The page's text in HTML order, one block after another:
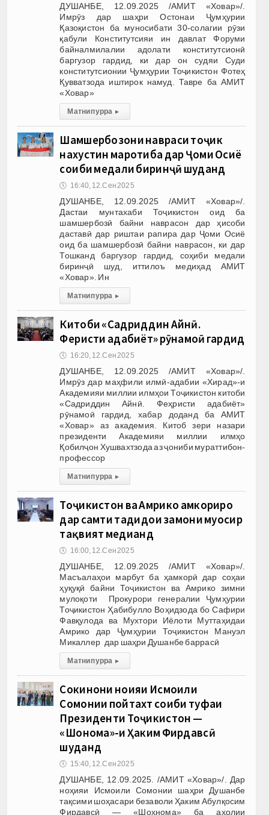
ДУШАНБЕ, 12.09.2025 /АМИТ «Ховар»/.
Имрӯз дар шаҳри Остонаи Ҷумҳурии
Қазоқистон ба муносибати 30-солагии рӯзи
қабули Конститутсияи ин давлат Форуми
байналмилалии адолати конститутсионӣ
баргузор гардид, ки дар он судяи Суди
конститутсионии Ҷумҳурии Тоҷикистон Фотеҳ
Қувватзода иштирок намуд. Тавре ба АМИТ
«Ховар»
Матни пурра ▸
Шамшербозони навраси тоҷик
нахустин маротиба дар Ҷоми Осиё
соҳиби медали биринҷӣ шуданд
🕔 16:40, 12.Сен 2025
ДУШАНБЕ, 12.09.2025 /АМИТ «Ховар»/.
Дастаи мунтахаби Тоҷикистон оид ба
шамшербозӣ байни наврасон дар ҳисоби
даставӣ дар риштаи рапира дар Ҷоми Осиё
оид ба шамшербозӣ байни наврасон, ки дар
Тошканд баргузор гардид, соҳиби медали
биринҷӣ шуд, иттилоъ медиҳад АМИТ
«Ховар». Ин
Матни пурра ▸
Китоби «Садриддин Айнӣ.
Феҳристи адабиёт» рӯнамоӣ гардид
🕔 16:20, 12.Сен 2025
ДУШАНБЕ, 12.09.2025 /АМИТ «Ховар»/.
Имрӯз дар маҳфили илмӣ-адабии «Хирад»-и
Академияи миллии илмҳои Тоҷикистон китоби
«Садриддин Айнӣ. Феҳристи адабиёт»
рӯнамоӣ гардид, хабар доданд ба АМИТ
«Ховар» аз академия. Китоб зери назари
президенти Академияи миллии илмҳо
Қобилҷон Хушвахтзода аз ҷониби мураттибон-
профессор
Матни пурра ▸
Тоҷикистон ва Амрико ҳамкориро
дар самти таҳдидҳои замони муосир
тақвият медиҳанд
🕔 16:00, 12.Сен 2025
ДУШАНБЕ, 12.09.2025 /АМИТ «Ховар»/.
Масъалаҳои марбут ба ҳамкорӣ дар соҳаи
ҳуқуқӣ байни Тоҷикистон ва Амрико зимни
мулоқоти Прокурори генералии Ҷумҳурии
Тоҷикистон Ҳабибулло Воҳидзода бо Сафири
Фавқулода ва Мухтори Иёлоти Муттаҳидаи
Амрико дар Ҷумҳурии Тоҷикистон Мануэл
Микаллер дар шаҳри Душанбе баррасӣ
Матни пурра ▸
Сокинони ноҳияи Исмоили
Сомонии пойтахт соҳиби туҳфаи
Президенти Тоҷикистон —
«Шоҳнома»-и Ҳаким Фирдавсӣ
шуданд
🕔 15:40, 12.Сен 2025
ДУШАНБЕ, 12.09.2025. /АМИТ «Ховар»/. Дар
ноҳияи Исмоили Сомонии шаҳри Душанбе
тақсими шоҳасари безаволи Ҳаким Абулқосим
Фирдавсӣ — «Шоҳнома» ба аҳолии